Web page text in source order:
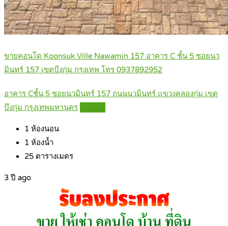
ขายคอนโด Koonsuk Ville Nawamin 157 อาคาร C ชั้น 5 ซอยนว
มินทร์ 157 เขตบึงกุ่ม กรุงเทพ โทร 0937892952
อาคาร Cชั้น 5 ซอยนวมินทร์ 157 ถนนนวมินทร์ แขวงคลองกุ่ม เขต
บึงกุ่ม กรุงเทพมหานคร
1 ห้องนอน
1 ห้องน้ำ
25 ตารางเมตร
3 ปี ago